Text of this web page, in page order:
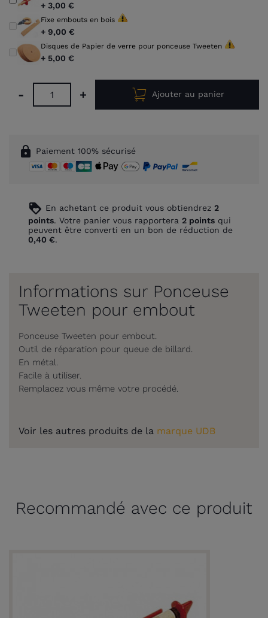
+ 3,00 €
Fixe embouts en bois
+ 9,00 €
Disques de Papier de verre pour ponceuse Tweeten
+ 5,00 €
- + Ajouter au panier
lock Paiement 100% sécurisé
loyalty En achetant ce produit vous obtiendrez 2
points. Votre panier vous rapportera 2 points qui
peuvent être converti en un bon de réduction de
0,40 €.
Informations sur Ponceuse
Tweeten pour embout
Ponceuse Tweeten pour embout.
Outil de réparation pour queue de billard.
En métal.
Facile à utiliser.
Remplacez vous même votre procédé.
Voir les autres produits de la marque UDB
Recommandé avec ce produit